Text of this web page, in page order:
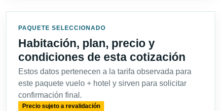
PAQUETE SELECCIONADO
Habitación, plan, precio y
condiciones de esta cotización
Estos datos pertenecen a la tarifa observada para
este paquete vuelo + hotel y sirven para solicitar
confirmación final.
Precio sujeto a revalidación